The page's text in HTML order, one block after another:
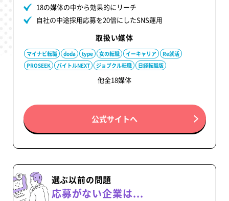
18の媒体の中から効果的にリーチ
自社の中途採用応募を20倍にしたSNS運用
取扱い媒体
マイナビ転職 doda type 女の転職 イーキャリア
Re就活
PROSEEK
バイトルNEXT ジョブクル転職 日経転職版
他全18媒体
公式サイトへ
選ぶ以前の問題
応募がない企業は...